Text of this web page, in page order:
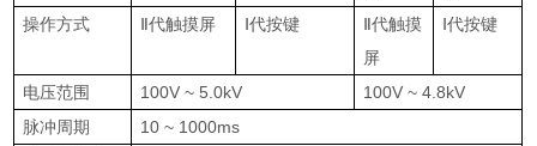
操作方式
Ⅱ代触摸屏 Ⅰ代按键
Ⅱ代触摸
屏
Ⅰ代按键
电压范围 100V ~ 5.0kV
100V ~ 4.8kV
脉冲周期
10 ~ 1000ms